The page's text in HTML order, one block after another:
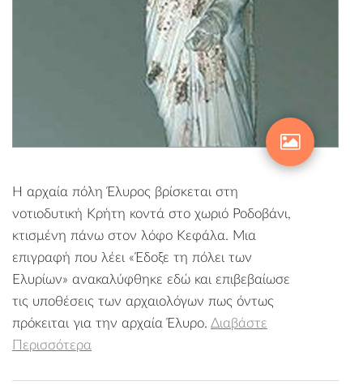
Η αρχαία πόλη Έλυρος βρίσκεται στη
νοτιοδυτική Κρήτη κοντά στο χωριό Ροδοβάνι,
κτισμένη πάνω στον λόφο Κεφάλα. Μια
επιγραφή που λέει «Έδοξε τη πόλει των
Ελυρίων» ανακαλύφθηκε εδώ και επιβεβαίωσε
τις υποθέσεις των αρχαιολόγων πως όντως
πρόκειται για την αρχαία Έλυρο. Διαβάστε
Περισσότερα